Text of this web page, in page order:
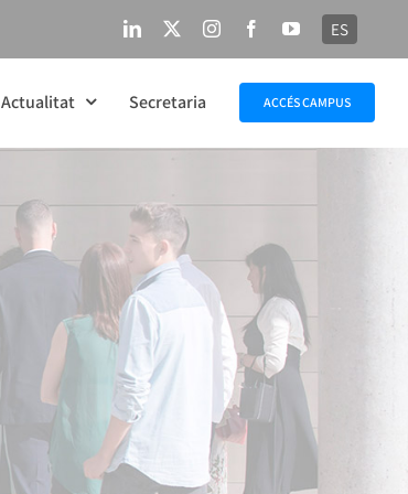
LinkedIn InstagramFacebookYouTube
ES
Actualitat Secretaria ACCÉS CAMPUS